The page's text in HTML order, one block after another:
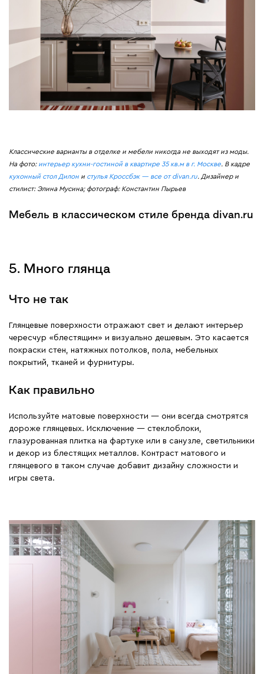
Классические варианты в отделке и мебели никогда не выходят из моды.
На фото: интерьер кухни-гостиной в квартире 35 кв.м в г. Москве. В кадре
кухонный стол Дилон и стулья Кроссбэк — все от divan.ru. Дизайнер и
стилист: Элина Мусина; фотограф: Константин Пырьев
Мебель в классическом стиле бренда divan.ru
5. Много глянца
Что не так
Глянцевые поверхности отражают свет и делают интерьер
чересчур «блестящим» и визуально дешевым. Это касается
покраски стен, натяжных потолков, пола, мебельных
покрытий, тканей и фурнитуры.
Как правильно
Используйте матовые поверхности — они всегда смотрятся
дороже глянцевых. Исключение — стеклоблоки,
глазурованная плитка на фартуке или в санузле, светильники
и декор из блестящих металлов. Контраст матового и
глянцевого в таком случае добавит дизайну сложности и
игры света.